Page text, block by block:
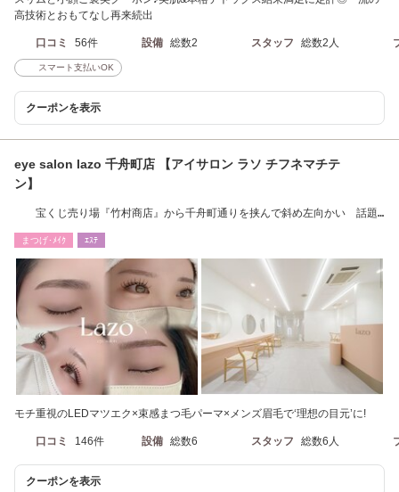
高技術とおもてなし再来続出
口コミ 56件 設備 総数2 スタッフ 総数2人
スマート支払いOK
クーポンを表示
eye salon lazo 千舟町店 【アイサロン ラソ チフネマチテ
ン】
宝くじ売り場『竹村商店』から千舟町通りを挟んで斜め左向かい 話題
まつげ･ﾒｲｸ ｴｽﾃ
モチ重視のLEDマツエク×束感まつ毛パーマ×メンズ眉毛で‘理想の目元’に!
口コミ 146件 設備 総数6 スタッフ 総数6人
クーポンを表示